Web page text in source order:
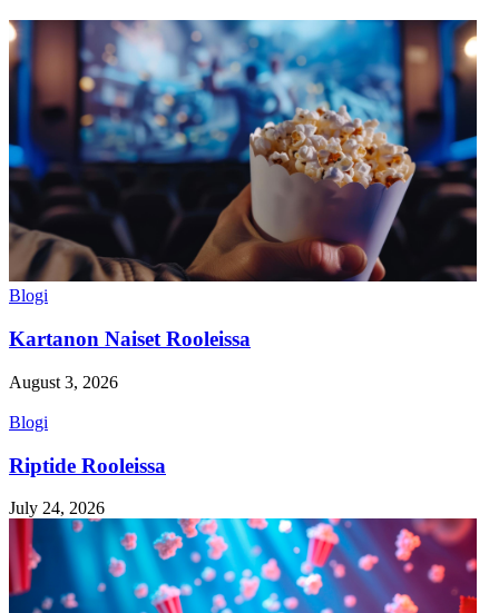
Blogi
Kartanon Naiset Rooleissa
August 3, 2026
Blogi
Riptide Rooleissa
July 24, 2026